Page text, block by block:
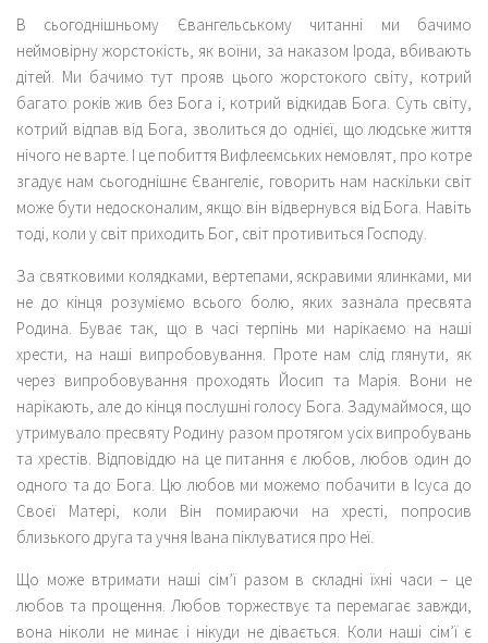
В сьогоднішньому Євангельському читанні ми бачимо
неймовірну жорстокість, як воїни, за наказом Ірода, вбивають
дітей. Ми бачимо тут прояв цього жорстокого світу, котрий
багато років жив без Бога і, котрий відкидав Бога. Суть світу,
котрий відпав від Бога, зволиться до однієї, що людське життя
нічого не варте. І це побиття Вифлеємських немовлят, про котре
згадує нам сьогоднішнє Євангеліє, говорить нам наскільки світ
може бути недосконалим, якщо він відвернувся від Бога. Навіть
тоді, коли у світ приходить Бог, світ противиться Господу.
За святковими колядками, вертепами, яскравими ялинками, ми
не до кінця розуміємо всього болю, яких зазнала пресвята
Родина. Буває так, що в часі терпінь ми нарікаємо на наші
хрести, на наші випробовування. Проте нам слід глянути, як
через випробовування проходять Йосип та Марія. Вони не
нарікають, але до кінця послушні голосу Бога. Задумаймося, що
утримувало пресвяту Родину разом протягом усіх випробувань
та хрестів. Відповіддю на це питання є любов, любов один до
одного та до Бога. Цю любов ми можемо побачити в Ісуса до
Своєї Матері, коли Він помираючи на хресті, попросив
близького друга та учня Івана піклуватися про Неї.
Що може втримати наші сім’ї разом в складні їхні часи – це
любов та прощення. Любов торжествує та перемагає завжди,
вона ніколи не минає і нікуди не дівається. Коли наші сім’ї є